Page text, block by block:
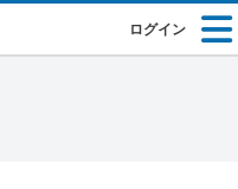
ログイン